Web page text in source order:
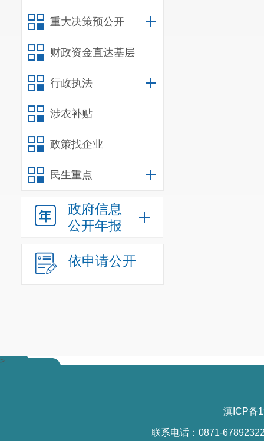
重大决策预公开
财政资金直达基层
行政执法
涉农补贴
政策找企业
民生重点
政府信息
公开年报
依申请公开
>
滇ICP备
联系电话：0871-